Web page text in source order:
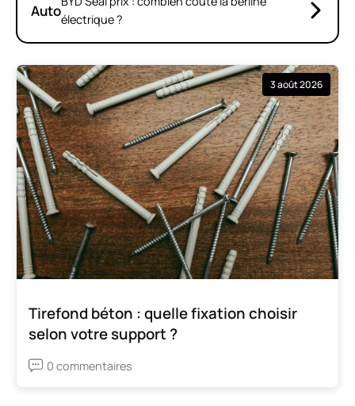
Autoélectrique ?
3 août 2026
Tirefond béton : quelle fixation choisir
selon votre support ?
0 commentaires